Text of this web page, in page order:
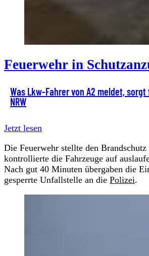
Feuerwehr in
Was Lkw-Fahrer von A2 meldet,
NRW
Jetzt lesen
Die Feuerwehr stellte den Brandschutz
kontrollierte die Fahrzeuge auf
Nach gut 40 Minuten übergaben die
gesperrte Unfallstelle an die Polizei.